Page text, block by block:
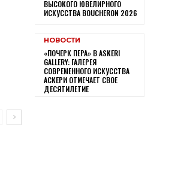
ВЫСОКОГО ЮВЕЛИРНОГО
ИСКУССТВА BOUCHERON 2026
НОВОСТИ
«ПОЧЕРК ПЕРА» В ASKERI
GALLERY: ГАЛЕРЕЯ
СОВРЕМЕННОГО ИСКУССТВА
АСКЕРИ ОТМЕЧАЕТ СВОЕ
ДЕСЯТИЛЕТИЕ